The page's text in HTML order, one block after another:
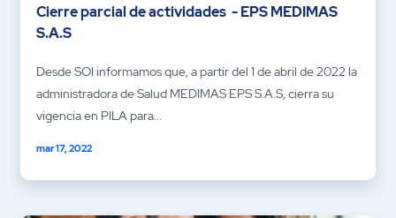
Cierre parcial de actividades - EPS MEDIMAS
S.A.S
Desde SOI informamos que, a partir del 1 de abril de 2022 la
administradora de Salud MEDIMAS EPS S.A.S, cierra su
vigencia en PILA para...
mar 17, 2022